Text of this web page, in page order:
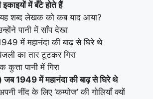
में बँटे होते हैं
यह शब्द लेखक को कब याद आया?
पानी में साँप देखा
में महानंदा की बाढ़ से घिरे थे
का तार टूटकर गिरा
पानी में गिरा
जब 1949 में महानंदा की बाढ़ से घिरे थे
नींद के लिए ‘कम्पोज’ की गोलियाँ क्यों